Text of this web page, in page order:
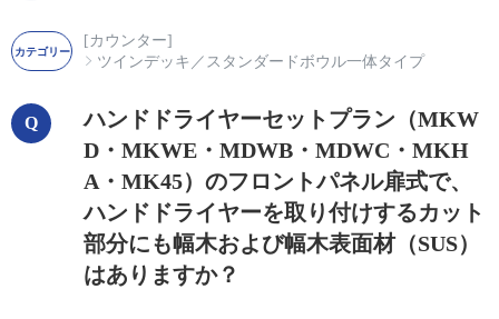
[カウンター]
ツインデッキ ／ スタンダードボウル一体タイプ
ハンドドライヤーセットプラン（MKW
D・MKWE・MDWB・MDWC・MKH
A・MK45）のフロントパネル扉式で、
ハンドドライヤーを取り付けするカット
部分にも幅木および幅木表面材（SUS）
はありますか？